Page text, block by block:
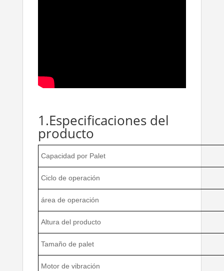
1.Especificaciones del
producto
Capacidad por Palet
Ciclo de operación
área de operación
Altura del producto
Tamaño de palet
Motor de vibración